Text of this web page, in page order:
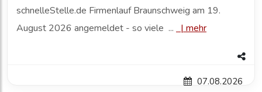
schnelleStelle.de Firmenlauf Braunschweig am 19.
August 2026 angemeldet - so viele ...
| mehr
07.08.2026